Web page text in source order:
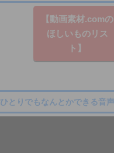
【動画素材.co​mの
ほしいものリス
ト】
ひとりでもなんとかできる音